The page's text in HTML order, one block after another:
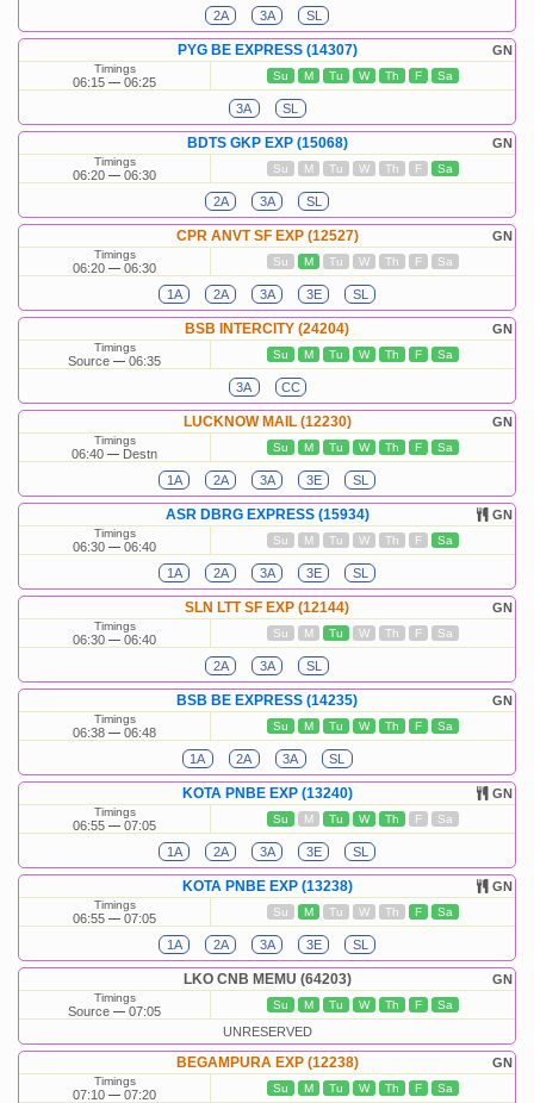
2A 3A SL
GN
PYG BE EXPRESS (14307)
Timings
06:15 06:25 Su M Tu W Th F Sa
3A SL
GN
BDTS GKP EXP (15068)
Timings
06:20 06:30 Su M Tu W Th F Sa
2A 3A SL
GN
CPR ANVT SF EXP (12527)
Timings
06:20 06:30 Su M Tu W Th F Sa
1A 2A 3A 3E SL
GN
BSB INTERCITY (24204)
Timings
Source 06:35 Su M Tu W Th F Sa
3A CC
GN
LUCKNOW MAIL (12230)
Timings
06:40 Destn Su M Tu W Th F Sa
1A 2A 3A 3E SL
GN
ASR DBRG EXPRESS (15934)
Timings
06:30 06:40 Su M Tu W Th F Sa
1A 2A 3A 3E SL
GN
SLN LTT SF EXP (12144)
Timings
06:30 06:40 Su M Tu W Th F Sa
2A 3A SL
GN
BSB BE EXPRESS (14235)
Timings
06:38 06:48 Su M Tu W Th F Sa
1A 2A 3A SL
GN
KOTA PNBE EXP (13240)
Timings
06:55 07:05 Su M Tu W Th F Sa
1A 2A 3A 3E SL
GN
KOTA PNBE EXP (13238)
Timings
06:55 07:05 Su M Tu W Th F Sa
1A 2A 3A 3E SL
GN
LKO CNB MEMU (64203)
Timings
Source 07:05 Su M Tu W Th F Sa
UNRESERVED
GN
BEGAMPURA EXP (12238)
Timings
07:10 07:20 Su M Tu W Th F Sa